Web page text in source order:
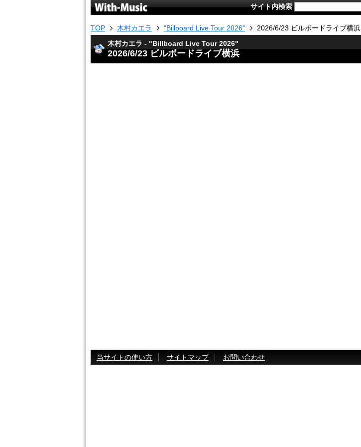
サイト内検索
TOP 木村カエラ "Billboard Live Tour 2026"
2026/6/23 ビルボードライブ横浜
木村カエラ - "Billboard Live Tour 2026"
2026/6/23 ビルボードライブ横浜
当サイトの使い方 サイトマップ お問い合わせ